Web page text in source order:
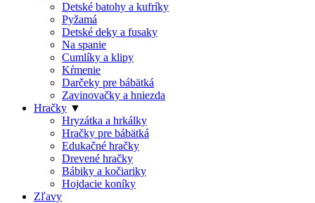
Detské batohy a kufríky
Pyžamá
Detské deky a fusaky
Na spanie
Cumlíky a klipy
Kŕmenie
Darčeky pre bábätká
Zavinovačky a hniezda
Hračky ▼
Hryzátka a hrkálky
Hračky pre bábätká
Edukačné hračky
Drevené hračky
Bábiky a kočiariky
Hojdacie koníky
Zľavy